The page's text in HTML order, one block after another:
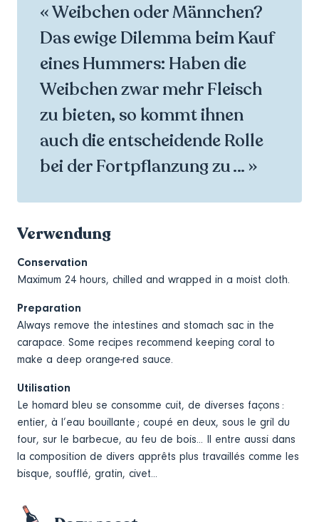
« Weibchen oder Männchen?
Das ewige Dilemma beim Kauf
eines Hummers: Haben die
Weibchen zwar mehr Fleisch
zu bieten, so kommt ihnen
auch die entscheidende Rolle
bei der Fortpflanzung zu … »
Verwendung
Conservation
Maximum 24 hours, chilled and wrapped in a moist cloth.
Preparation
Always remove the intestines and stomach sac in the
carapace. Some recipes recommend keeping coral to
make a deep orange-red sauce.
Utilisation
Le homard bleu se consomme cuit, de diverses façons :
entier, à l’eau bouillante ; coupé en deux, sous le gril du
four, sur le barbecue, au feu de bois... Il entre aussi dans
la composition de divers apprêts plus travaillés comme les
bisque, soufflé, gratin, civet...